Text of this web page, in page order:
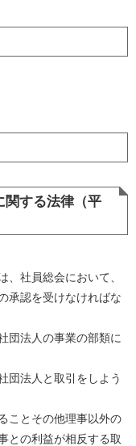
関する法律（平
社員総会において、
承認を受けなければな
団法人の事業の部類に
団法人と取引をしよう
ことその他理事以外の
との利益が相反する取